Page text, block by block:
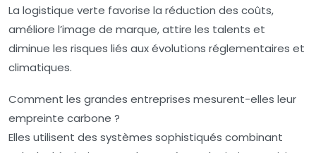
La logistique verte favorise la réduction des coûts,
améliore l’image de marque, attire les talents et
diminue les risques liés aux évolutions réglementaires et
climatiques.
Comment les grandes entreprises mesurent-elles leur
empreinte carbone ?
Elles utilisent des systèmes sophistiqués combinant